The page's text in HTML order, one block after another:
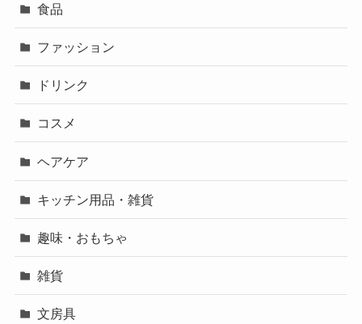
食品
ファッション
ドリンク
コスメ
ヘアケア
キッチン用品・雑貨
趣味・おもちゃ
雑貨
文房具